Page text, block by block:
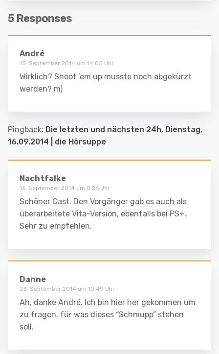
5 Responses
André
15. September 2014 um 14:05 Uhr
Wirklich? Shoot ’em up musste noch abgekürzt
werden? m)
Pingback: Die letzten und nächsten 24h, Dienstag,
16.09.2014 | die Hörsuppe
Nachtfalke
16. September 2014 um 0:26 Uhr
Schöner Cast. Den Vorgänger gab es auch als
überarbeitete Vita-Version, ebenfalls bei PS+.
Sehr zu empfehlen.
Danne
23. September 2014 um 10:49 Uhr
Ah, danke André. Ich bin hier her gekommen um
zu fragen, für was dieses “Schmupp” stehen
soll.